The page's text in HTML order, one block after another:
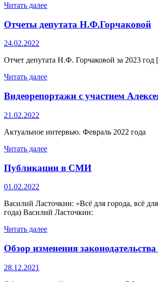
Читать далее
Отчеты депутата Н.Ф.Горчаковой
24.02.2022
Отчет депутата Н.Ф. Горчаковой за 2023 год
Читать далее
Видеорепортажи с участием
21.02.2022
Актуальное интервью. Февраль 2022 года
Читать далее
Публикации в СМИ
01.02.2022
Василий Ласточкин: «Всё для города, всё
года) Василий Ласточкин:
Читать далее
Обзор изменения законодательства
28.12.2021